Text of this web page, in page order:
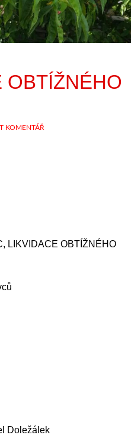
OBTÍŽNÉHO
KOMENTÁŘ
LIKVIDACE OBTÍŽNÉHO
Doležálek